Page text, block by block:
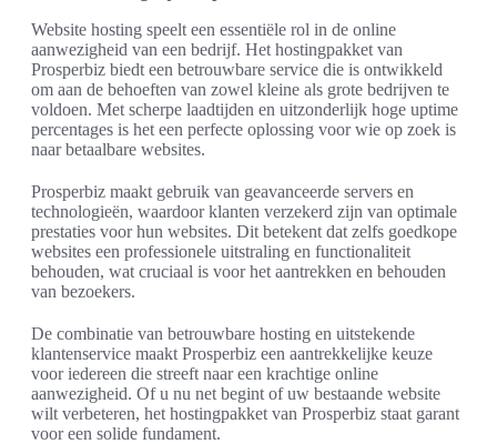
Website hosting speelt een essentiële rol in de online
aanwezigheid van een bedrijf. Het hostingpakket van
Prosperbiz biedt een betrouwbare service die is ontwikkeld
om aan de behoeften van zowel kleine als grote bedrijven te
voldoen. Met scherpe laadtijden en uitzonderlijk hoge uptime
percentages is het een perfecte oplossing voor wie op zoek is
naar betaalbare websites.
Prosperbiz maakt gebruik van geavanceerde servers en
technologieën, waardoor klanten verzekerd zijn van optimale
prestaties voor hun websites. Dit betekent dat zelfs goedkope
websites een professionele uitstraling en functionaliteit
behouden, wat cruciaal is voor het aantrekken en behouden
van bezoekers.
De combinatie van betrouwbare hosting en uitstekende
klantenservice maakt Prosperbiz een aantrekkelijke keuze
voor iedereen die streeft naar een krachtige online
aanwezigheid. Of u nu net begint of uw bestaande website
wilt verbeteren, het hostingpakket van Prosperbiz staat garant
voor een solide fundament.